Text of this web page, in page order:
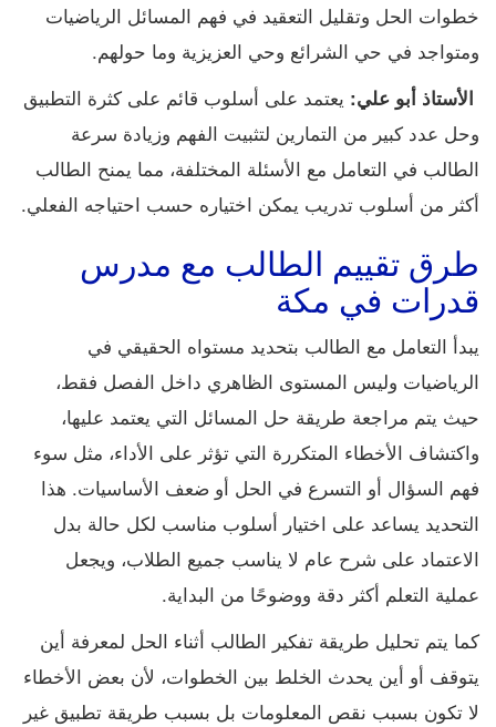
خطوات الحل وتقليل التعقيد في فهم المسائل الرياضيات
ومتواجد في حي الشرائع وحي العزيزية وما حولهم.
الأستاذ أبو علي: يعتمد على أسلوب قائم على كثرة التطبيق
وحل عدد كبير من التمارين لتثبيت الفهم وزيادة سرعة
الطالب في التعامل مع الأسئلة المختلفة، مما يمنح الطالب
أكثر من أسلوب تدريب يمكن اختياره حسب احتياجه الفعلي.
طرق تقييم الطالب مع مدرس
قدرات في مكة
يبدأ التعامل مع الطالب بتحديد مستواه الحقيقي في
الرياضيات وليس المستوى الظاهري داخل الفصل فقط،
حيث يتم مراجعة طريقة حل المسائل التي يعتمد عليها،
واكتشاف الأخطاء المتكررة التي تؤثر على الأداء، مثل سوء
فهم السؤال أو التسرع في الحل أو ضعف الأساسيات. هذا
التحديد يساعد على اختيار أسلوب مناسب لكل حالة بدل
الاعتماد على شرح عام لا يناسب جميع الطلاب، ويجعل
عملية التعلم أكثر دقة ووضوحًا من البداية.
كما يتم تحليل طريقة تفكير الطالب أثناء الحل لمعرفة أين
يتوقف أو أين يحدث الخلط بين الخطوات، لأن بعض الأخطاء
لا تكون بسبب نقص المعلومات بل بسبب طريقة تطبيق غير